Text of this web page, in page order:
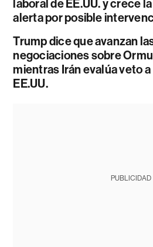
laboral de EE.UU. y crece la
alerta por posible
Trump dice que avanzan
negociaciones sobre
mientras Irán evalúa veto a
EE.UU.
PUBLICIDAD